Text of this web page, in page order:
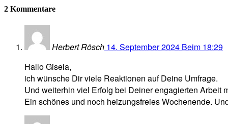
2 Kommentare
Herbert Rösch 14. September 2024 Beim 18:29
Hallo Gisela,
ich wünsche Dir viele Reaktionen auf Deine Umfrage.
Und weiterhin viel Erfolg bei Deiner engagierten Arbeit
Ein schönes und noch heizungsfreies Wochenende.